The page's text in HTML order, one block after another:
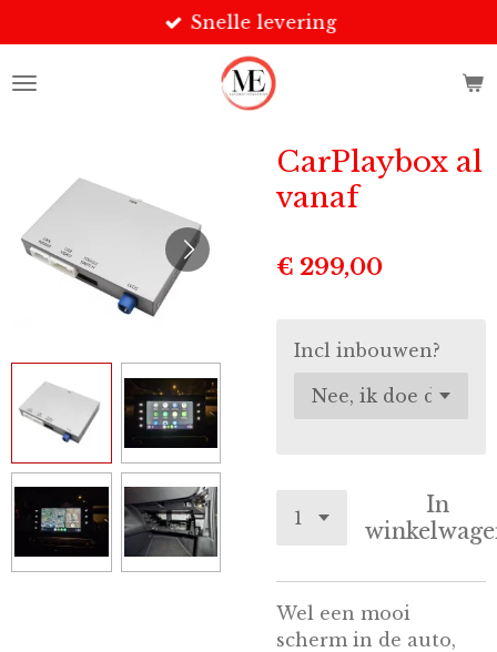
direct
naar
Snelle levering
CarPlaybox al
vanaf
€ 299,00
Incl inbouwen?
In
Wel een mooi
scherm in de auto,